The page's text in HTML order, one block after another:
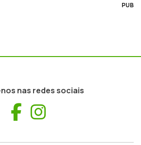
PUB
nas redes sociais
Facebook